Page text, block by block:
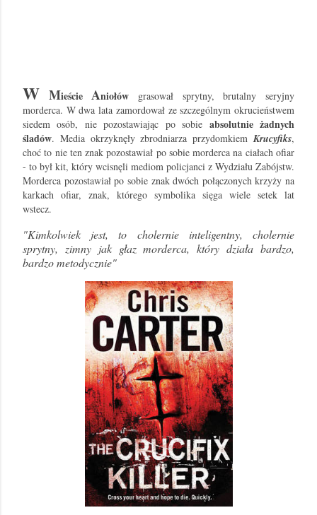
W MieścieAniołów
grasował sprytny, brutalny seryjny
morderca. W dwa lata zamordował ze szczególnym okrucieństwem
siedem osób, nie pozostawiając po sobie absolutnie żadnych
śladów. Media okrzyknęły zbrodniarza przydomkiem Krucyfiks,
choć to nie ten znak pozostawiał po sobie morderca na ciałach ofiar
- to był kit, który wcisnęli mediom policjanci z Wydziału Zabójstw.
Morderca pozostawiał po sobie znak dwóch połączonych krzyży na
karkach ofiar, znak, którego symbolika sięga wiele setek lat
wstecz.
"Kimkolwiek jest, to cholernie inteligentny, cholernie
sprytny, zimny jak głaz morderca, który działa bardzo,
bardzo metodycznie"